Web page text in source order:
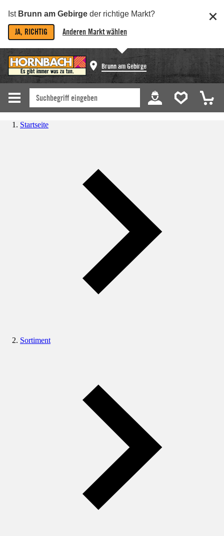
Ist Brunn am Gebirge der richtige Markt?
JA, RICHTIG Anderen Markt wählen
Brunn am Gebirge
Startseite
Sortiment